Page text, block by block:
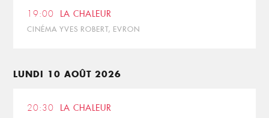
19:00 LA CHALEUR
CINÉMA YVES ROBERT, EVRON
LUNDI 10 AOÛT 2026
20:30 LA CHALEUR